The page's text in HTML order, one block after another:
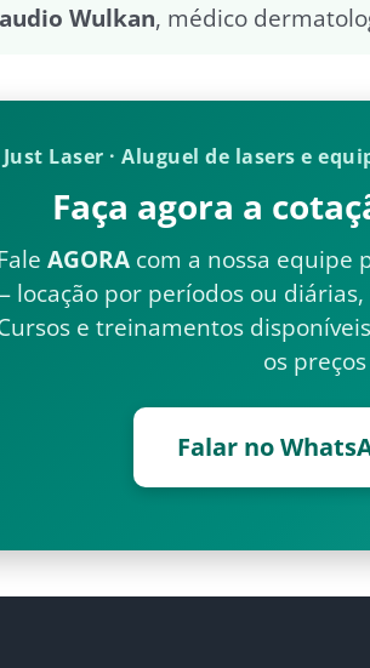
Wulkan, médico
Just Laser · Aluguel de lasers e
Faça agora a
AGORA com a nossa equipe
locação por períodos ou diárias,
e treinamentos
os
Falar no